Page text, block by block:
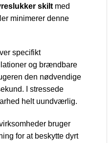
skilt med
minimerer denne
specifikt
og brændbare
den nødvendige
I stressede
helt uundværlig.
bruger
for at beskytte dyrt